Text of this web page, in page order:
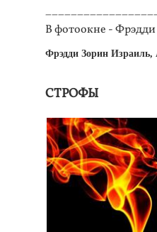
В фотоокне -
Фрэдди Зорин
СТРОФЫ